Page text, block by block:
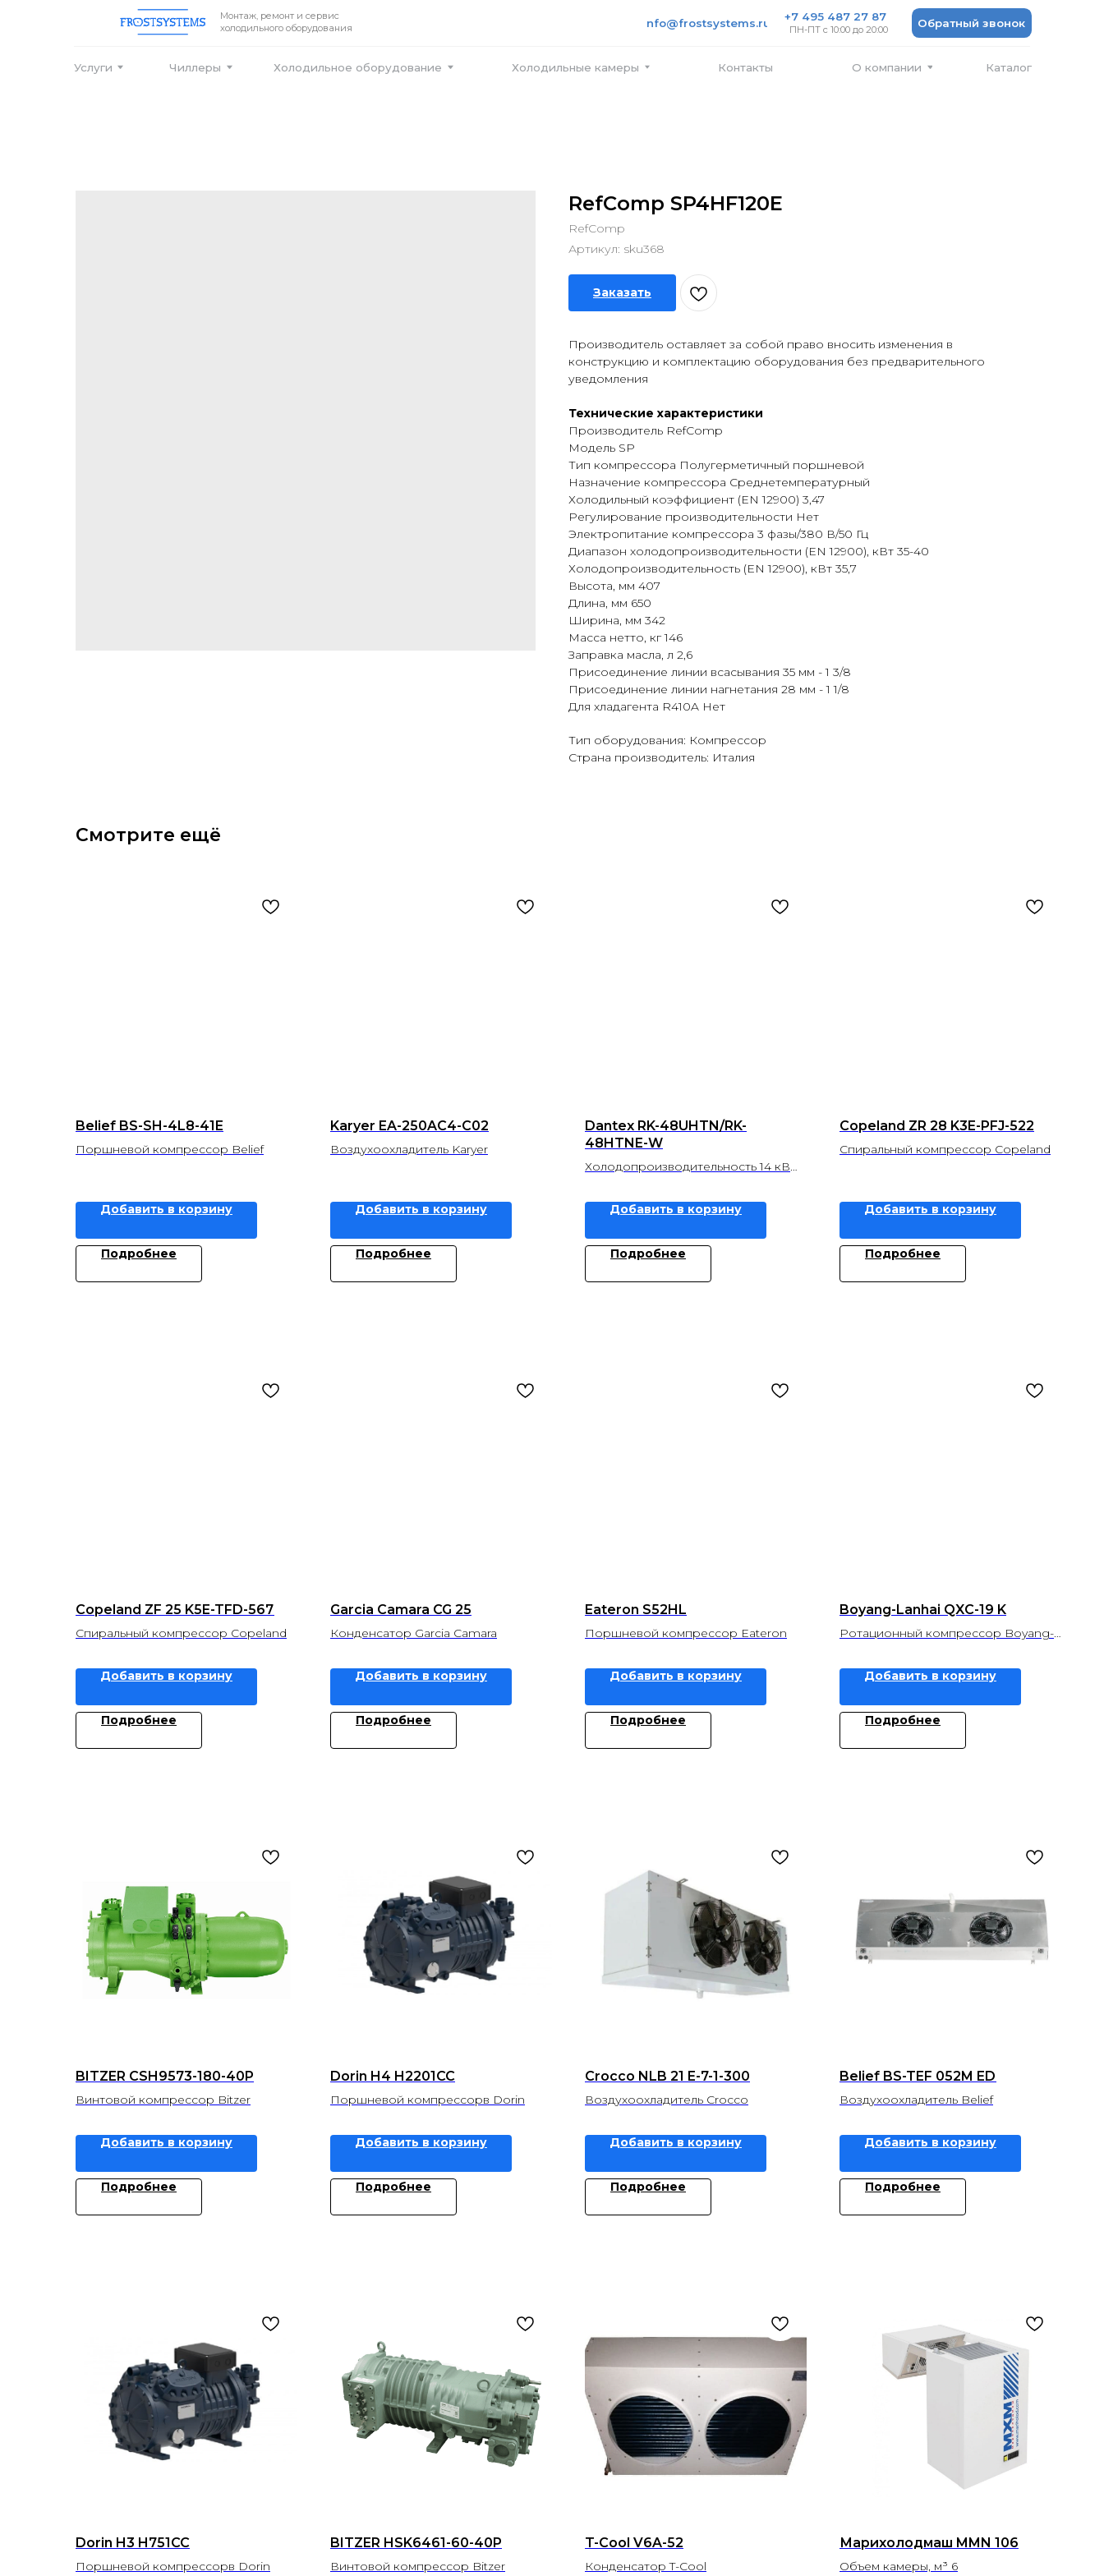
Обратный звонок
+7 495 487 27 87
info@frostsystems.ru
Монтаж, ремонт и сервис
холодильного оборудования
ПН-ПТ с 10:00 до 20:00
RefComp SP4HF120E
RefComp
Артикул: sku368
Заказать
Производитель оставляет за собой право вносить изменения в
конструкцию и комплектацию оборудования без предварительного
уведомления
Технические характеристики
Производитель RefComp
Модель SP
Тип компрессора Полугерметичный поршневой
Назначение компрессора Среднетемпературный
Холодильный коэффициент (EN 12900) 3,47
Регулирование производительности Нет
Электропитание компрессора 3 фазы/380 В/50 Гц
Диапазон холодопроизводительности (EN 12900), кВт 35-40
Холодопроизводительность (EN 12900), кВт 35,7
Высота, мм 407
Длина, мм 650
Ширина, мм 342
Масса нетто, кг 146
Заправка масла, л 2,6
Присоединение линии всасывания 35 мм - 1 3/8
Присоединение линии нагнетания 28 мм - 1 1/8
Для хладагента R410A Нет
Тип оборудования: Компрессор
Страна производитель: Италия
Смотрите ещё
Belief BS-SH-4L8-41E
Поршневой компрессор Belief
Добавить в корзину
Подробнее
Karyer EA-250AC4-C02
Воздухоохладитель Karyer
Добавить в корзину
Подробнее
Dantex RK-48UHTN/RK-
48HTNE-W
Холодопроизводительность 14 кВ
Добавить в корзину
Подробнее
Copeland ZR 28 K3E-PFJ-522
Спиральный компрессор Copeland
Добавить в корзину
Подробнее
Copeland ZF 25 K5E-TFD-567
Спиральный компрессор Copeland
Добавить в корзину
Подробнее
Garcia Camara CG 25
Конденсатор Garcia Camara
Добавить в корзину
Подробнее
Eateron S52HL
Поршневой компрессор Eateron
Добавить в корзину
Подробнее
Boyang-Lanhai QXC-19 K
Ротационный компрессор Boyang-
Добавить в корзину
Подробнее
BITZER CSH9573-180-40P
Винтовой компрессор Bitzer
Добавить в корзину
Подробнее
Dorin H4 H2201CC
Поршневой компрессорв Dorin
Добавить в корзину
Подробнее
Crocco NLB 21 E-7-1-300
Воздухоохладитель Crocco
Добавить в корзину
Подробнее
Belief BS-TEF 052M ED
Воздухоохладитель Belief
Добавить в корзину
Подробнее
Dorin H3 H751CC
Поршневой компрессорв Dorin
BITZER HSK6461-60-40P
Винтовой компрессор Bitzer
T-Cool V6A-52
Конденсатор T-Cool
Марихолодмаш MMN 106
Объем камеры, м³ 6